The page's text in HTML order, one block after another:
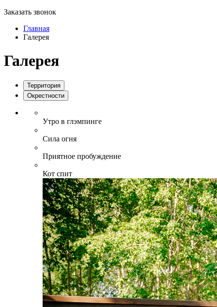
Заказать звонок
Главная
Галерея
Галерея
Территория
Окрестности
Утро в глэмпинге
Сила огня
Приятное пробуждение
Кот спит